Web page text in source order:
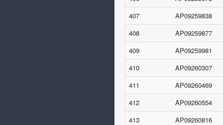
407
AP09259838
408
AP09259877
409
AP09259981
410
AP09260307
411
AP09260469
412
AP09260554
413
AP09260816